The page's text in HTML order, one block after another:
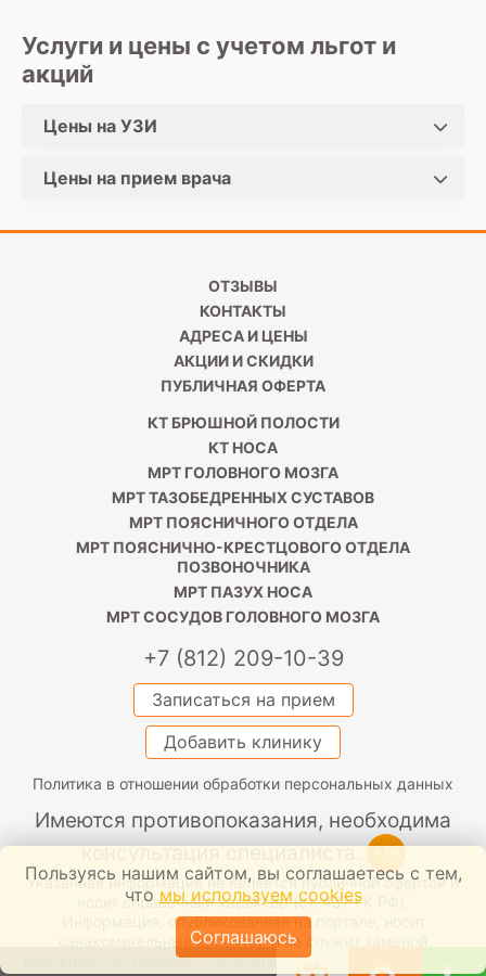
Услуги и цены с учетом льгот и
акций
Цены на УЗИ
Цены на прием врача
ОТЗЫВЫ
КОНТАКТЫ
АДРЕСА И ЦЕНЫ
АКЦИИ И СКИДКИ
ПУБЛИЧНАЯ ОФЕРТА
КТ БРЮШНОЙ ПОЛОСТИ
КТ НОСА
МРТ ГОЛОВНОГО МОЗГА
МРТ ТАЗОБЕДРЕННЫХ СУСТАВОВ
МРТ ПОЯСНИЧНОГО ОТДЕЛА
МРТ ПОЯСНИЧНО-КРЕСТЦОВОГО ОТДЕЛА
ПОЗВОНОЧНИКА
МРТ ПАЗУХ НОСА
МРТ СОСУДОВ ГОЛОВНОГО МОЗГА
+7 (812) 209-10-39
Записаться на прием
Добавить клинику
Политика в отношении обработки персональных данных
Имеются противопоказания, необходима
консультация специалиста. +16
Указанная информация не является публичной офертой и
носит справочный характер (ст. 437 ГК РФ).
Информация, опубликованная на портале, носит
ознакомительный характер и не служит заменой
медицинскую помощь. Обязательно проконсультируйтесь
Пользуясь нашим сайтом, вы соглашаетесь с тем,
что мы используем cookies
Соглашаюсь